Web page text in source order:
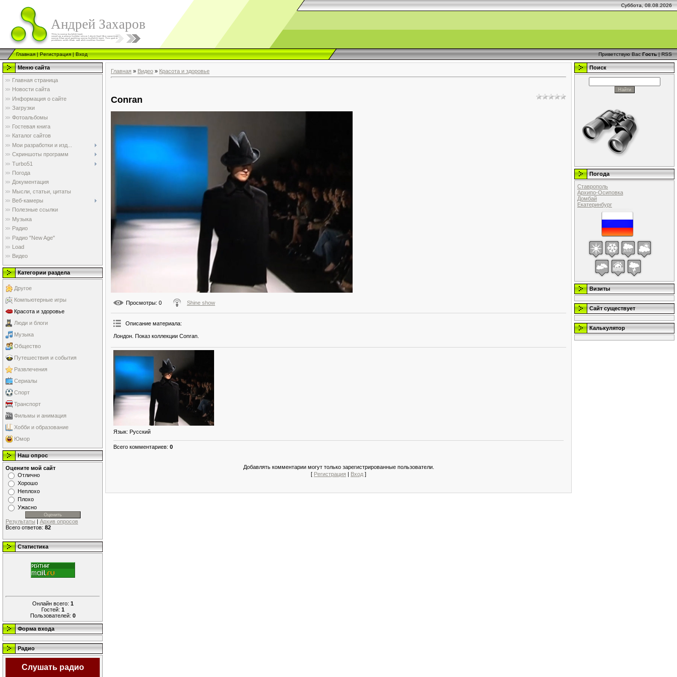
Суббота, 08.08.2026
Андрей Захаров
Главная|Регистрация|Вход Приветствую Вас Гость|RSS
Меню сайта
Главная страница
Новости сайта
Информация о сайте
Загрузки
Фотоальбомы
Гостевая книга
Каталог сайтов
Мои разработки и изд...
Скриншоты программ
Turbo51
Погода
Документация
Мысли, статьи, цитаты
Веб-камеры
Полезные ссылки
Музыка
Радио
Радио "New Age"
Load
Видео
Категории раздела
Другое
Компьютерные игры
Красота и здоровье
Люди и блоги
Музыка
Общество
Путешествия и события
Развлечения
Сериалы
Спорт
Транспорт
Фильмы и анимация
Хобби и образование
Юмор
Наш опрос
Оцените мой сайт
Отлично
Хорошо
Неплохо
Плохо
Ужасно
Результаты | Архив опросов
Всего ответов: 82
Статистика
Онлайн всего: 1
Гостей: 1
Пользователей: 0
Форма входа
Радио
Слушать радио
Главная » Видео » Красота и здоровье
Conran
Просмотры: 0 Shine show
Описание материала:
Лондон. Показ коллекции Conran.
Язык: Русский
Всего комментариев: 0
Добавлять комментарии могут только зарегистрированные пользователи.
[ Регистрация | Вход ]
Поиск
Погода
Ставрополь
Архипо-Осиповка
Домбай
Екатеринбург
Визиты
Сайт существует
Калькулятор